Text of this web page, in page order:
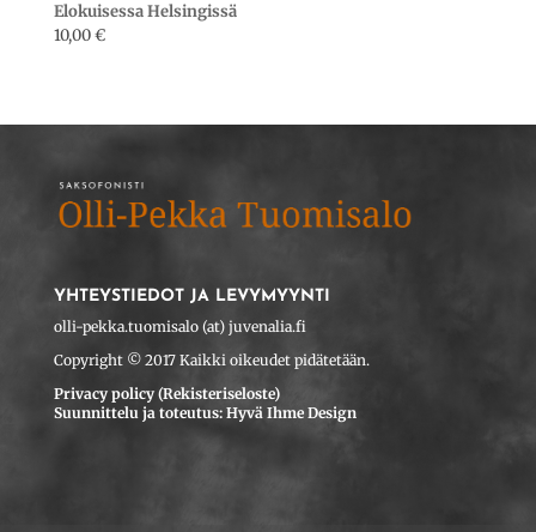
Elokuisessa Helsingissä
10,00€
YHTEYSTIEDOT JA LEVYMYYNTI
olli-pekka.tuomisalo (at) juvenalia.fi
Copyright © 2017 Kaikki oikeudet pidätetään.
Privacy policy (Rekisteriseloste)
Suunnittelu ja toteutus: Hyvä Ihme Design